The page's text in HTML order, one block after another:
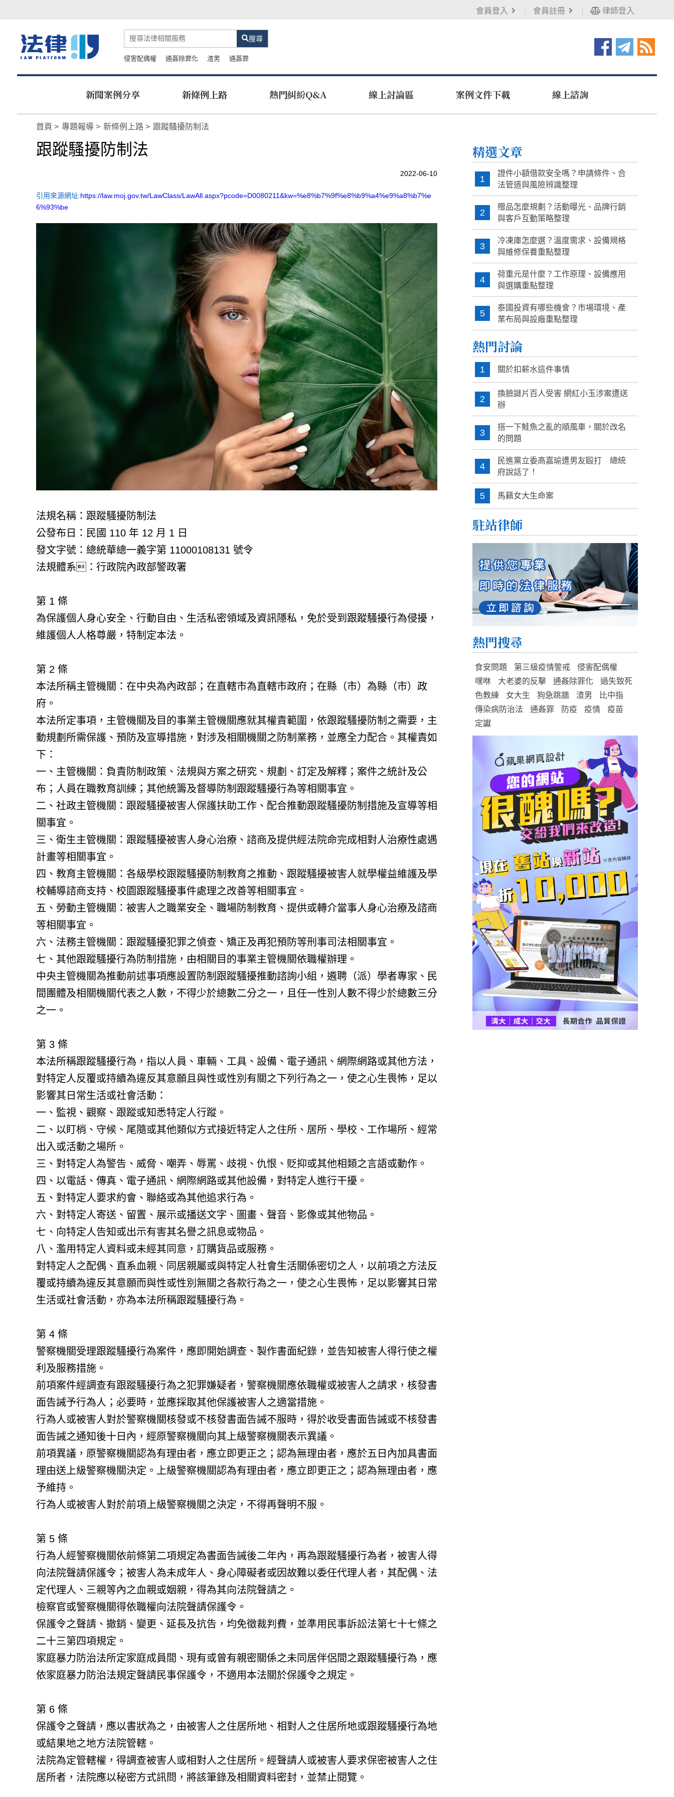
會員登入 會員註冊 律師登入
搜尋
侵害配偶權 通姦除罪化 渣男 通姦罪
新聞案例分享 新條例上路 熱門糾紛Q&A 線上討論區 案例文件下載 線上諮詢
首頁 專題報導 新條例上路 跟蹤騷擾防制法
跟蹤騷擾防制法
2022-06-10
引用來源網址:https://law.moj.gov.tw/LawClass/LawAll.aspx?pcode=D0080211&kw=%e8%b7%9f%e8%b9%a4%e9%a8%b7%e
6%93%be
法規名稱：跟蹤騷擾防制法
公發布日：民國 110 年 12 月 1 日
發文字號：總統華總一義字第 11000108131 號令
法規體系：行政院內政部警政署
第 1 條
為保護個人身心安全、行動自由、生活私密領域及資訊隱私，免於受到跟蹤騷擾行為侵擾，
維護個人人格尊嚴，特制定本法。
第 2 條
本法所稱主管機關：在中央為內政部；在直轄市為直轄市政府；在縣（市）為縣（市）政
府。
本法所定事項，主管機關及目的事業主管機關應就其權責範圍，依跟蹤騷擾防制之需要，主
動規劃所需保護、預防及宣導措施，對涉及相關機關之防制業務，並應全力配合。其權責如
下：
一、主管機關：負責防制政策、法規與方案之研究、規劃、訂定及解釋；案件之統計及公
布；人員在職教育訓練；其他統籌及督導防制跟蹤騷擾行為等相關事宜。
二、社政主管機關：跟蹤騷擾被害人保護扶助工作、配合推動跟蹤騷擾防制措施及宣導等相
關事宜。
三、衛生主管機關：跟蹤騷擾被害人身心治療、諮商及提供經法院命完成相對人治療性處遇
計畫等相關事宜。
四、教育主管機關：各級學校跟蹤騷擾防制教育之推動、跟蹤騷擾被害人就學權益維護及學
校輔導諮商支持、校園跟蹤騷擾事件處理之改善等相關事宜。
五、勞動主管機關：被害人之職業安全、職場防制教育、提供或轉介當事人身心治療及諮商
等相關事宜。
六、法務主管機關：跟蹤騷擾犯罪之偵查、矯正及再犯預防等刑事司法相關事宜。
七、其他跟蹤騷擾行為防制措施，由相關目的事業主管機關依職權辦理。
中央主管機關為推動前述事項應設置防制跟蹤騷擾推動諮詢小組，遴聘（派）學者專家、民
間團體及相關機關代表之人數，不得少於總數二分之一，且任一性別人數不得少於總數三分
之一。
第 3 條
本法所稱跟蹤騷擾行為，指以人員、車輛、工具、設備、電子通訊、網際網路或其他方法，
對特定人反覆或持續為違反其意願且與性或性別有關之下列行為之一，使之心生畏怖，足以
影響其日常生活或社會活動：
一、監視、觀察、跟蹤或知悉特定人行蹤。
二、以盯梢、守候、尾隨或其他類似方式接近特定人之住所、居所、學校、工作場所、經常
出入或活動之場所。
三、對特定人為警告、威脅、嘲弄、辱罵、歧視、仇恨、貶抑或其他相類之言語或動作。
四、以電話、傳真、電子通訊、網際網路或其他設備，對特定人進行干擾。
五、對特定人要求約會、聯絡或為其他追求行為。
六、對特定人寄送、留置、展示或播送文字、圖畫、聲音、影像或其他物品。
七、向特定人告知或出示有害其名譽之訊息或物品。
八、濫用特定人資料或未經其同意，訂購貨品或服務。
對特定人之配偶、直系血親、同居親屬或與特定人社會生活關係密切之人，以前項之方法反
覆或持續為違反其意願而與性或性別無關之各款行為之一，使之心生畏怖，足以影響其日常
生活或社會活動，亦為本法所稱跟蹤騷擾行為。
第 4 條
警察機關受理跟蹤騷擾行為案件，應即開始調查、製作書面紀錄，並告知被害人得行使之權
利及服務措施。
前項案件經調查有跟蹤騷擾行為之犯罪嫌疑者，警察機關應依職權或被害人之請求，核發書
面告誡予行為人；必要時，並應採取其他保護被害人之適當措施。
行為人或被害人對於警察機關核發或不核發書面告誡不服時，得於收受書面告誡或不核發書
面告誡之通知後十日內，經原警察機關向其上級警察機關表示異議。
前項異議，原警察機關認為有理由者，應立即更正之；認為無理由者，應於五日內加具書面
理由送上級警察機關決定。上級警察機關認為有理由者，應立即更正之；認為無理由者，應
予維持。
行為人或被害人對於前項上級警察機關之決定，不得再聲明不服。
第 5 條
行為人經警察機關依前條第二項規定為書面告誡後二年內，再為跟蹤騷擾行為者，被害人得
向法院聲請保護令；被害人為未成年人、身心障礙者或因故難以委任代理人者，其配偶、法
定代理人、三親等內之血親或姻親，得為其向法院聲請之。
檢察官或警察機關得依職權向法院聲請保護令。
保護令之聲請、撤銷、變更、延長及抗告，均免徵裁判費，並準用民事訴訟法第七十七條之
二十三第四項規定。
家庭暴力防治法所定家庭成員間、現有或曾有親密關係之未同居伴侶間之跟蹤騷擾行為，應
依家庭暴力防治法規定聲請民事保護令，不適用本法關於保護令之規定。
第 6 條
保護令之聲請，應以書狀為之，由被害人之住居所地、相對人之住居所地或跟蹤騷擾行為地
或結果地之地方法院管轄。
法院為定管轄權，得調查被害人或相對人之住居所。經聲請人或被害人要求保密被害人之住
居所者，法院應以秘密方式訊問，將該筆錄及相關資料密封，並禁止閱覽。
精選文章
1
證件小額借款安全嗎？申請條件、合
法管道與風險辨識整理
2
贈品怎麼規劃？活動曝光、品牌行銷
與客戶互動策略整理
3
冷凍庫怎麼選？溫度需求、設備規格
與維修保養重點整理
4
荷重元是什麼？工作原理、設備應用
與選購重點整理
5
泰國投資有哪些機會？市場環境、產
業布局與設廠重點整理
熱門討論
1 關於扣薪水這件事情
2
換臉謎片百人受害 網紅小玉涉案遭送
辦
3
搭一下鮭魚之亂的順風車，關於改名
的問題
4
民進黨立委高嘉瑜遭男友毆打 總統
府說話了！
5 馬籍女大生命案
駐站律師
熱門搜尋
食安問題 第三級疫情警戒
侵害配偶權
嘿咻
大老婆的反擊 通姦除罪化
過失致死
色教練
女大生 狗急跳牆 渣男
比中指
傳染病防治法
通姦罪 防疫 疫情
疫苗
定讞